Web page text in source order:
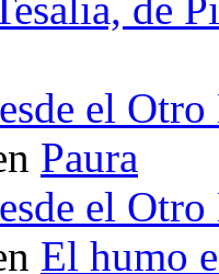
de
el
Paura
el
El humo